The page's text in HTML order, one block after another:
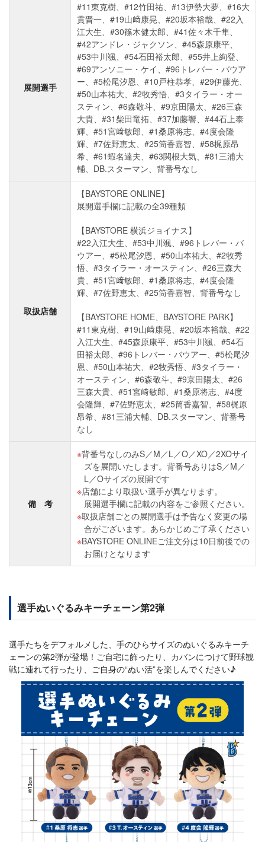
展開選手
#11東克樹、#12竹田祐、#13伊勢大夢、#16大
貫晋一、#19山﨑康晃、#20坂本裕哉、#22入
江大生、#30篠木健太郎、#41佐々木千隼、
#42アンドレ・ジャクソン、#45森原康平、
#53中川颯、#54石田裕太郎、#55井上絢登、
#69アンソニー・ケイ、#96トレバー・バウア
ー、#5松尾汐恩、#10戸柱恭孝、#29伊藤光、
#50山本祐大、#2牧秀悟、#3タイラー・オー
スティン、#6森敬斗、#9京田陽太、#26三森
大貴、#31柴田竜拓、#37加藤響、#44石上泰
輝、#51宮﨑敏郎、#1桑原将志、#4度会隆
輝、#7佐野恵太、#25筒香嘉智、#58梶原昂
希、#61蝦名達夫、#63関根大気、#81三浦大
輔、DB.スターマン、背番号なし
取扱店舗
【BAYSTORE ONLINE】
展開選手欄に記載の全39種類
【BAYSTORE 横浜ジョイナス】
#22入江大生、#53中川颯、#96トレバー・バ
ウアー、#5松尾汐恩、#50山本祐大、#2牧秀
悟、#3タイラー・オースティン、#26三森大
貴、#51宮﨑敏郎、#1桑原将志、#4度会隆
輝、#7佐野恵太、#25筒香嘉智、背番号なし
【BAYSTORE HOME、BAYSTORE PARK】
#11東克樹、#19山﨑康晃、#20坂本裕哉、#22
入江大生、#45森原康平、#53中川颯、#54石
田裕太郎、#96トレバー・バウアー、#5松尾汐
恩、#50山本祐大、#2牧秀悟、#3タイラー・
オースティン、#6森敬斗、#9京田陽太、#26
三森大貴、#51宮﨑敏郎、#1桑原将志、#4度
会隆輝、#7佐野恵太、#25筒香嘉智、#58梶原
昂希、#81三浦大輔、DB.スターマン、背番号
なし
備 考
背番号なしのみS／M／L／O／XO／2XOサイ
ズを展開いたします。背番号ありはS／M／
L／Oサイズの展開です
店舗により取扱い選手が異なります。
展開選手欄に記載の内容をご参照ください。
取扱店舗ごとの展開選手は予告なく変更の場
合がございます。あらかじめご了承ください
BAYSTORE ONLINEご注文分は10日前後での
お届けとなります
選手ぬいぐるみキーチェーン第2弾
選手たちをデフォルメした、手のひらサイズのぬいぐるみキーチ
ェーンの第2弾が登場！ご自宅に飾ったり、カバンにつけて野球観
戦に連れて行ったり、ご自身の“ぬい活”を楽しんでください♪